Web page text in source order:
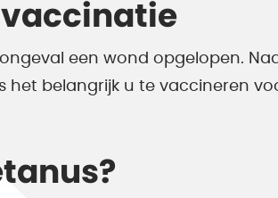
een wond opgelopen.
het belangrijk u te vaccineren